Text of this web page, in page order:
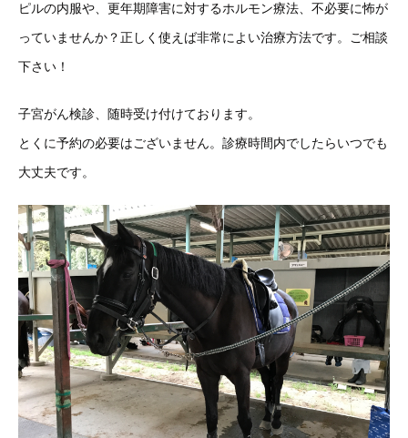
ピルの内服や、更年期障害に対するホルモン療法、不必要に怖が
っていませんか？正しく使えば非常によい治療方法です。ご相談
下さい！
子宮がん検診、随時受け付けております。
とくに予約の必要はございません。診療時間内でしたらいつでも
大丈夫です。